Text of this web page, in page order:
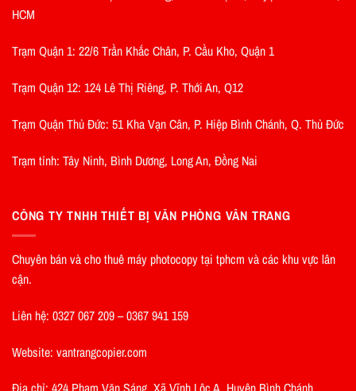
HCM
Trạm Quận 1: 22/6 Trần Khắc Chân, P. Cầu Kho, Quận 1
Trạm Quận 12: 124 Lê Thị Riêng, P. Thới An, Q12
Trạm Quận Thủ Đức: 51 Kha Vạn Cân, P. Hiệp Bình Chánh, Q. Thủ Đức
Trạm tỉnh: Tây Ninh, Bình Dương, Long An, Đồng Nai
CÔNG TY TNHH THIẾT BỊ VĂN PHÒNG VÂN TRANG
Chuyên bán và cho thuê máy photocopy tại tphcm và các khu vực lân
cận.
Liên hệ: 0327 067 209 – 0367 941 159
Website: vantrangcopier.com